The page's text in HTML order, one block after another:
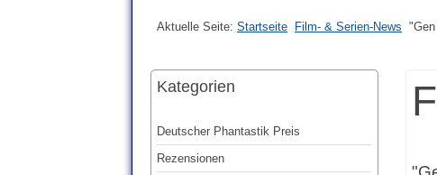
Aktuelle Seite: Startseite Film- & Serien-News
Kategorien
Deutscher Phantastik Preis
Rezensionen